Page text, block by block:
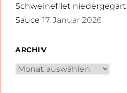
Schweinefilet
Sauce 17. Januar 2026
ARCHIV
Archiv